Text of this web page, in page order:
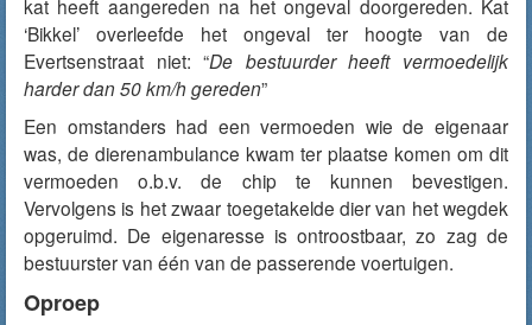
kat heeft aangereden na het ongeval doorgereden. Kat
‘Bikkel’ overleefde het ongeval ter hoogte van de
Evertsenstraat niet: “De bestuurder heeft vermoedelijk
harder dan 50 km/h gereden”
Een omstanders had een vermoeden wie de eigenaar
was, de dierenambulance kwam ter plaatse komen om dit
vermoeden o.b.v. de chip te kunnen bevestigen.
Vervolgens is het zwaar toegetakelde dier van het wegdek
opgeruimd. De eigenaresse is ontroostbaar, zo zag de
bestuurster van één van de passerende voertuigen.
Oproep